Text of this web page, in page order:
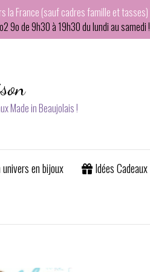
la France (sauf cadres famille et tasses)
9o de 9h30 à 19h30 du lundi au samedi !
Made in Beaujolais !
en bijoux Idées Cadeaux